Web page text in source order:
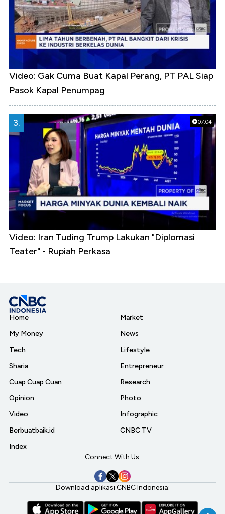
Video: Gak Cuma Buat Kapal Perang, PT PAL Siap
Pasok Kapal Penumpag
07:04
3.
Video: Iran Tuding Trump Lakukan "Diplomasi
Teater" - Rupiah Perkasa
Home
My Money
Tech
Sharia
Cuap Cuap Cuan
Opinion
Video
Berbuatbaik.id
Index
Market
News
Lifestyle
Entrepreneur
Research
Photo
Infographic
CNBC TV
Connect With Us:
Download aplikasi CNBC Indonesia: